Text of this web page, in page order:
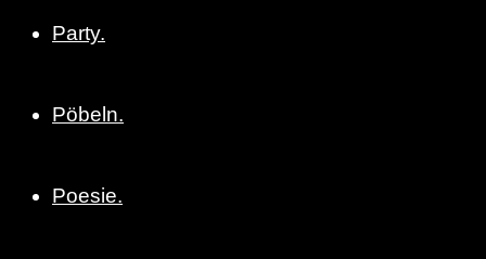
Party.
Pöbeln.
Poesie.